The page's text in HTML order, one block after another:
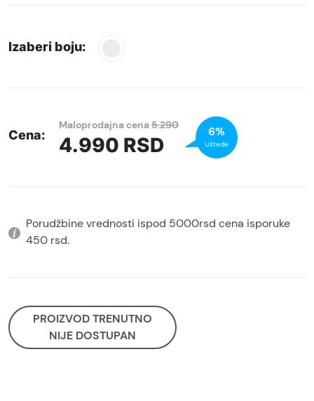
Izaberi boju:
Cena:
Maloprodajna cena5.290
4.990 RSD
6%
uštede
Porudžbine vrednosti ispod 5000rsd cena isporuke
450 rsd.
PROIZVOD TRENUTNO
NIJE DOSTUPAN